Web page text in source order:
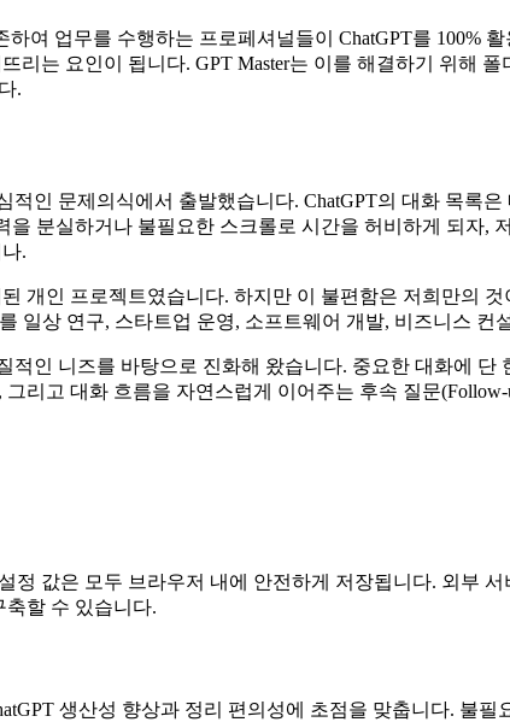
하여 업무를 수행하는 프로페셔널들이 ChatGPT를
리는 요인이 됩니다. GPT Master는 이를 해결하기 위해
.
적인 문제의식에서 출발했습니다. ChatGPT의 대화 목
을 분실하거나 불필요한 스크롤로 시간을 허비하게 되자
.
개인 프로젝트였습니다. 하지만 이 불편함은 저희만의
일상 연구, 스타트업 운영, 소프트웨어 개발, 비즈니스
적인 니즈를 바탕으로 진화해 왔습니다. 중요한 대화에
리고 대화 흐름을 자연스럽게 이어주는 후속 질문
정 값은 모두 브라우저 내에 안전하게 저장됩니다. 외부
할 수 있습니다.
생산성 향상과 정리 편의성에 초점을 맞춥니다. 불